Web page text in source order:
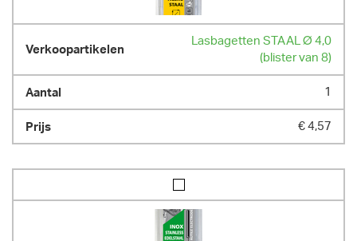
Lasbagetten STAAL Ø 4,0
(blister van 8)
1
€ 4,57